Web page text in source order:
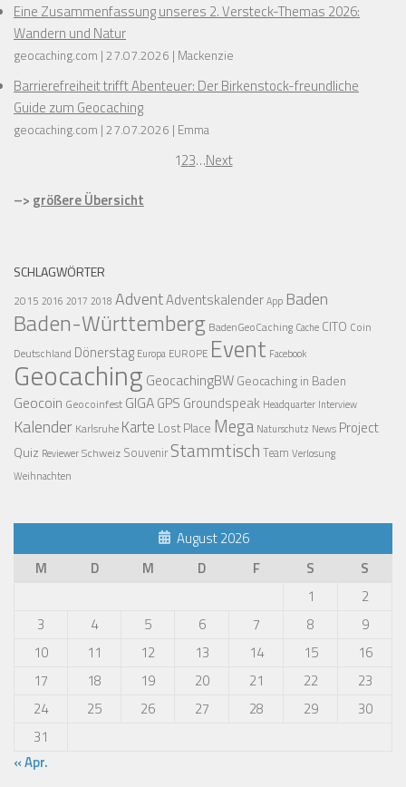
Eine Zusammenfassung unseres 2. Versteck-Themas 2026:
Wandern und Natur
geocaching.com 27.07.2026 Mackenzie
Barrierefreiheit trifft Abenteuer: Der Birkenstock-freundliche
Guide zum Geocaching
geocaching.com 27.07.2026 Emma
123…Next
–> größere Übersicht
SCHLAGWÖRTER
2015 2016 2017 2018 AdventAdventskalenderApp Baden
Baden-Württemberg BadenGeoCaching Cache CITO Coin
Deutschland Dönerstag Europa EUROPE Event Facebook
Geocaching GeocachingBW Geocaching in Baden
Geocoin Geocoinfest GIGAGPS Groundspeak Headquarter Interview
Kalender Karlsruhe Karte Lost Place Mega Naturschutz News Project
Quiz ReviewerSchweiz Souvenir Stammtisch Team Verlosung
Weihnachten
August 2026
M
D M D F S
S
1
2
3
4 5 6 7 8
9
10
11 12 13 14 15
16
17
18 19 20 21 22
23
24
25 26 27 28 29
30
31
« Apr.